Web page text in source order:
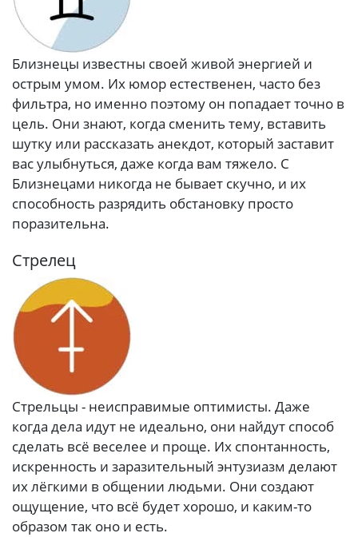
Близнецы известны своей живой энергией и
острым умом. Их юмор естественен, часто без
фильтра, но именно поэтому он попадает точно в
цель. Они знают, когда сменить тему, вставить
шутку или рассказать анекдот, который заставит
вас улыбнуться, даже когда вам тяжело. С
Близнецами никогда не бывает скучно, и их
способность разрядить обстановку просто
поразительна.
Стрелец
Стрельцы - неисправимые оптимисты. Даже
когда дела идут не идеально, они найдут способ
сделать всё веселее и проще. Их спонтанность,
искренность и заразительный энтузиазм делают
их лёгкими в общении людьми. Они создают
ощущение, что всё будет хорошо, и каким-то
образом так оно и есть.